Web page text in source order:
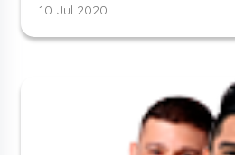
10 Jul 2020